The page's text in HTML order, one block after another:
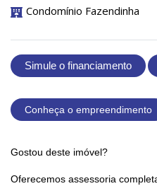
Condomínio Fazendinha
Simule o financiamento
Conheça o empreendimento
Gostou deste imóvel?
Oferecemos assessoria